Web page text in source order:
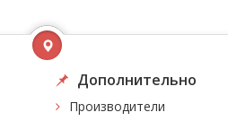
Дополнительно
Производители